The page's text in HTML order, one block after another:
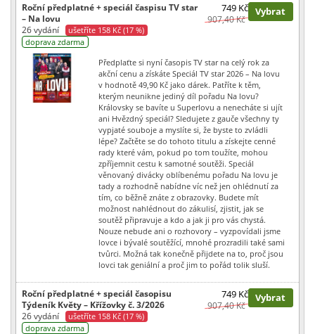
Roční předplatné + speciál časpisu TV star
– Na lovu
26 vydání
ušetříte 158 Kč (17 %)
doprava zdarma
749 Kč
907,40 Kč
Vybrat
Předplaťte si nyní časopis TV star na celý rok za
akční cenu a získáte Speciál TV star 2026 – Na lovu
v hodnotě 49,90 Kč jako dárek. Patříte k těm,
kterým neunikne jediný díl pořadu Na lovu?
Královsky se bavíte u Superlovu a nenecháte si ujít
ani Hvězdný speciál? Sledujete z gauče všechny ty
vypjaté souboje a myslíte si, že byste to zvládli
lépe? Začtěte se do tohoto titulu a získejte cenné
rady které vám, pokud po tom toužíte, mohou
zpříjemnit cestu k samotné soutěži. Speciál
věnovaný divácky oblíbenému pořadu Na lovu je
tady a rozhodně nabídne víc než jen ohlédnutí za
tím, co běžně znáte z obrazovky. Budete mít
možnost nahlédnout do zákulisí, zjistit, jak se
soutěž připravuje a kdo a jak ji pro vás chystá.
Nouze nebude ani o rozhovory – vyzpovídali jsme
lovce i bývalé soutěžící, mnohé prozradili také sami
tvůrci. Možná tak konečně přijdete na to, proč jsou
lovci tak geniální a proč jim to pořád tolik sluší.
Roční předplatné + speciál časopisu
Týdeník Květy – Křížovky č. 3/2026
26 vydání
ušetříte 158 Kč (17 %)
doprava zdarma
749 Kč
907,40 Kč
Vybrat